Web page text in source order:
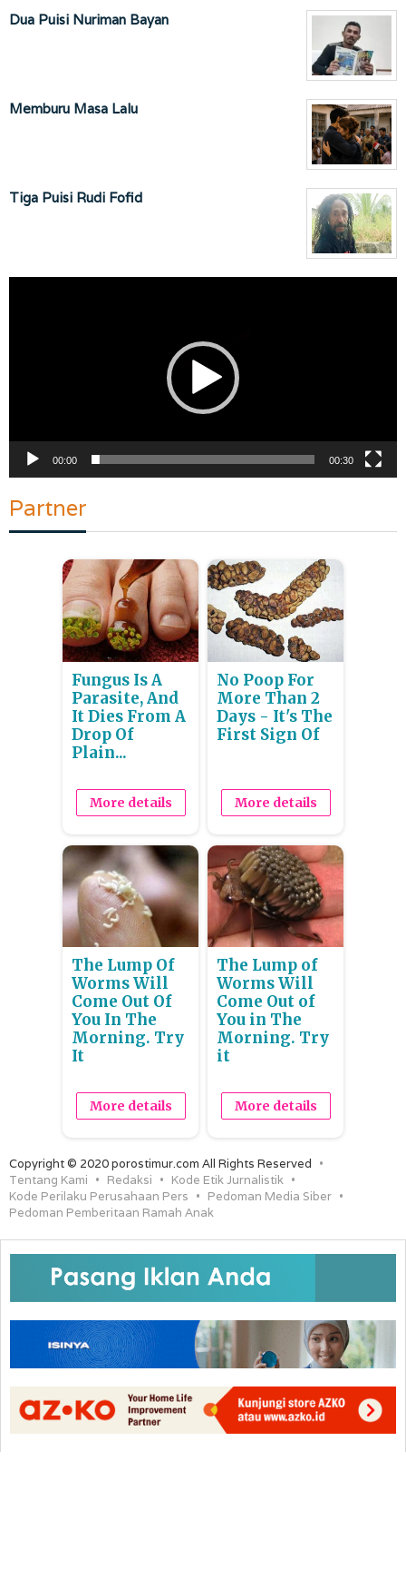
Dua Puisi Nuriman Bayan
Memburu Masa Lalu
Tiga Puisi Rudi Fofid
00:00 00:30
Partner
Fungus Is A
Parasite, And
It Dies From A
Drop Of
Plain...
More details
No Poop For
More Than 2
Days - It's The
First Sign Of
More details
The Lump Of
Worms Will
Come Out Of
You In The
Morning. Try
It
More details
The Lump of
Worms Will
Come Out of
You in The
Morning. Try
it
More details
Copyright © 2020 porostimur.com All Rights Reserved
Tentang Kami
Redaksi
Kode Etik Jurnalistik
Kode Perilaku Perusahaan Pers
Pedoman Media Siber
Pedoman Pemberitaan Ramah Anak